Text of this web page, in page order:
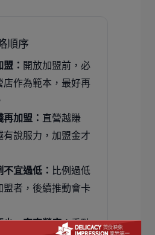
順序
： 開放加盟前，必
店作為範本，最好再
加盟： 直營越賺
有說服力，加盟金才
宜過低： 比例過低
盟者，後續推動會卡
少一家直營店：重點